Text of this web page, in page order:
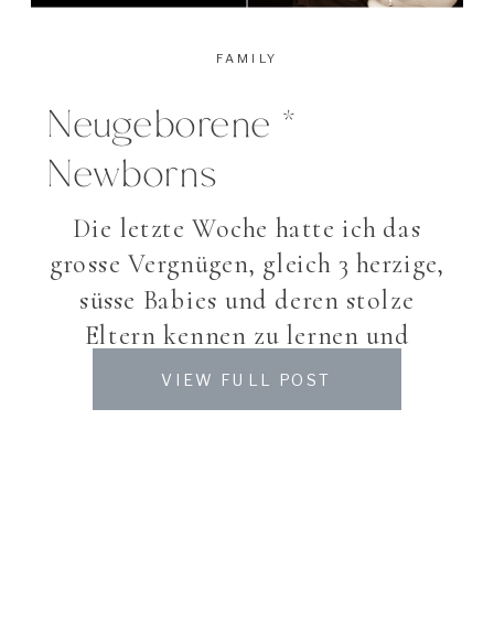
Die letzte Woche hatte ich das
grosse Vergnügen, gleich 3 herzige,
süsse Babies und deren stolze
Eltern kennen zu lernen und
fotografieren zu dürfen. Treffen
Sie Elena, Johanna und die kleine
Neugeborene *
Newborns
FAMILY
VIEW FULL POST